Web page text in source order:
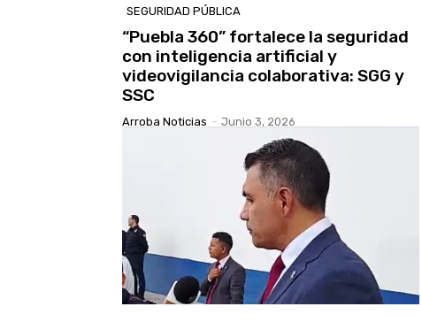
SEGURIDAD PÚBLICA
“Puebla 360” fortalece la seguridad
con inteligencia artificial y
videovigilancia colaborativa: SGG y
SSC
Arroba Noticias - Junio 3, 2026